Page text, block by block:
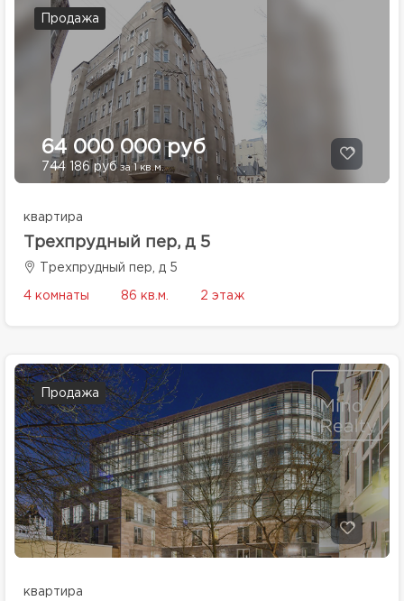
Продажа
64 000 000 руб
744 186 рубза 1 кв.м.
квартира
Трехпрудный пер, д 5
Трехпрудный пер, д 5
4 комнаты 86 кв.м. 2 этаж
Продажа
квартира